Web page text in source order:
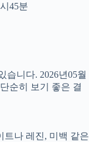
45분
습니다. 2026년05월
순히 보기 좋은 결
트나 레진, 미백 같은